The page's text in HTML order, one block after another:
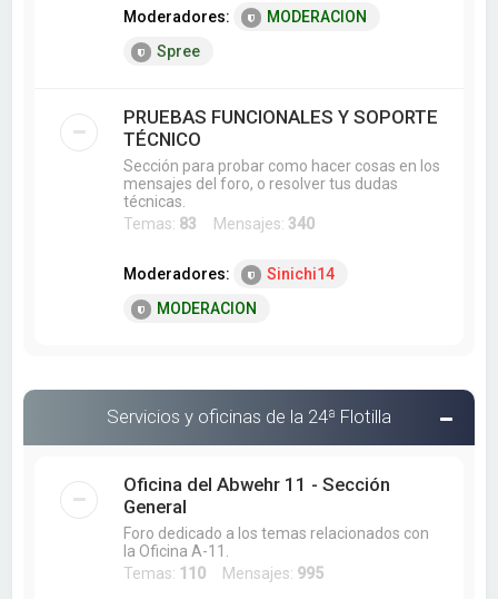
Moderadores:
MODERACION
Spree
PRUEBAS FUNCIONALES Y SOPORTE
TÉCNICO
Sección para probar como hacer cosas en los
mensajes del foro, o resolver tus dudas
técnicas.
Temas: 83 Mensajes: 340
Moderadores:
Sinichi14
MODERACION
Servicios y oficinas de la 24ª Flotilla
Oficina del Abwehr 11 - Sección
General
Foro dedicado a los temas relacionados con
la Oficina A-11.
Temas: 110 Mensajes: 995